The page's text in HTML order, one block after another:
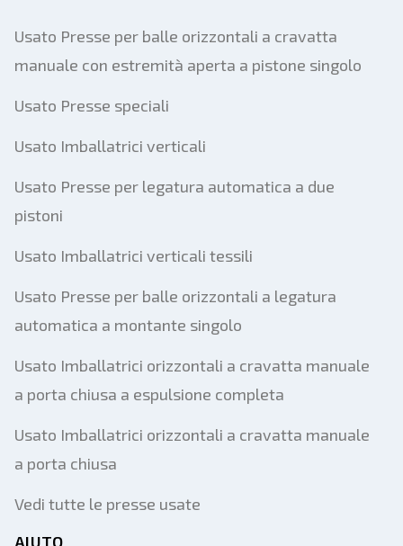
Usato Presse per balle orizzontali a cravatta
manuale con estremità aperta a pistone singolo
Usato Presse speciali
Usato Imballatrici verticali
Usato Presse per legatura automatica a due
pistoni
Usato Imballatrici verticali tessili
Usato Presse per balle orizzontali a legatura
automatica a montante singolo
Usato Imballatrici orizzontali a cravatta manuale
a porta chiusa a espulsione completa
Usato Imballatrici orizzontali a cravatta manuale
a porta chiusa
Vedi tutte le presse usate
AIUTO